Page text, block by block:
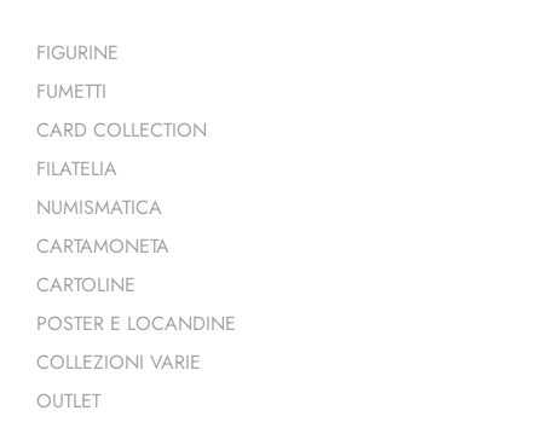
FIGURINE
FUMETTI
CARD COLLECTION
FILATELIA
NUMISMATICA
CARTAMONETA
CARTOLINE
POSTER E LOCANDINE
COLLEZIONI VARIE
OUTLET